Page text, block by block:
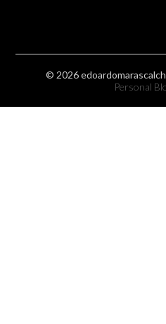
© 2026
Personal